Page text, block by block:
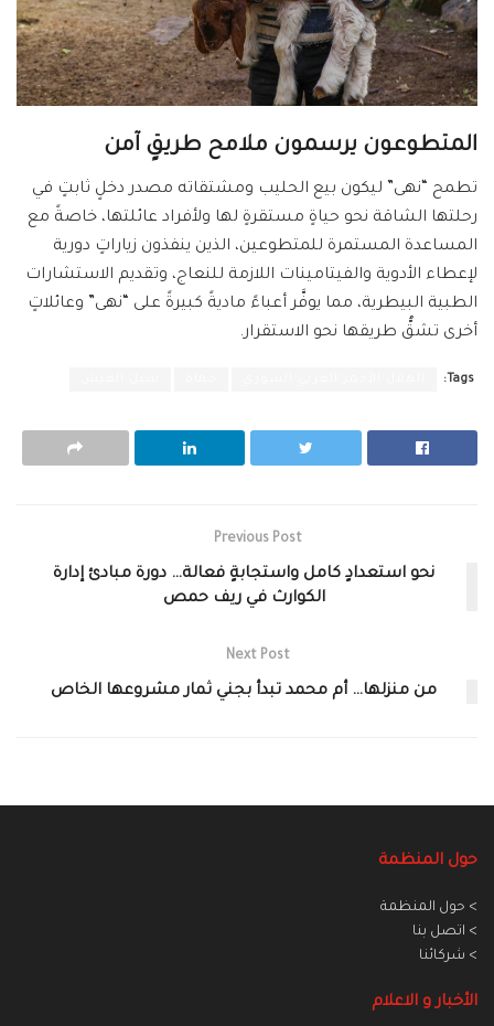
المتطوعون يرسمون ملامح طريقٍ آمن
تطمح “نهى” ليكون بيع الحليب ومشتقاته مصدر دخلٍ ثابتٍ في
رحلتها الشاقة نحو حياةٍ مستقرةٍ لها ولأفراد عائلتها، خاصةً مع
المساعدة المستمرة للمتطوعين، الذين ينفذون زياراتٍ دورية
لإعطاء الأدوية والفيتامينات اللازمة للنعاج، وتقديم الاستشارات
الطبية البيطرية، مما يوفَّر أعباءً ماديةً كبيرةً على “نهى” وعائلاتٍ
أخرى تشقُّ طريقها نحو الاستقرار.
Tags:
Previous Post
نحو استعدادٍ كامل واستجابةٍ فعالة… دورة مبادئ إدارة
الكوارث في ريف حمص
Next Post
من منزلها… أم محمد تبدأ بجني ثمار مشروعها الخاص
حول المنظمة
> حول المنظمة
> اتصل بنا
> شركائنا
الأخبار و الاعلام